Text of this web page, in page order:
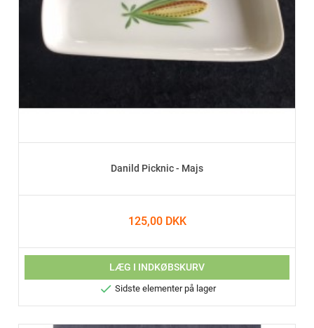
Danild Picknic - Majs
125,00 DKK
LÆG I INDKØBSKURV
 Sidste elementer på lager